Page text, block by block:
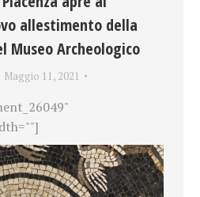
allestimento della
Museo Archeologico
Maggio 11, 2021